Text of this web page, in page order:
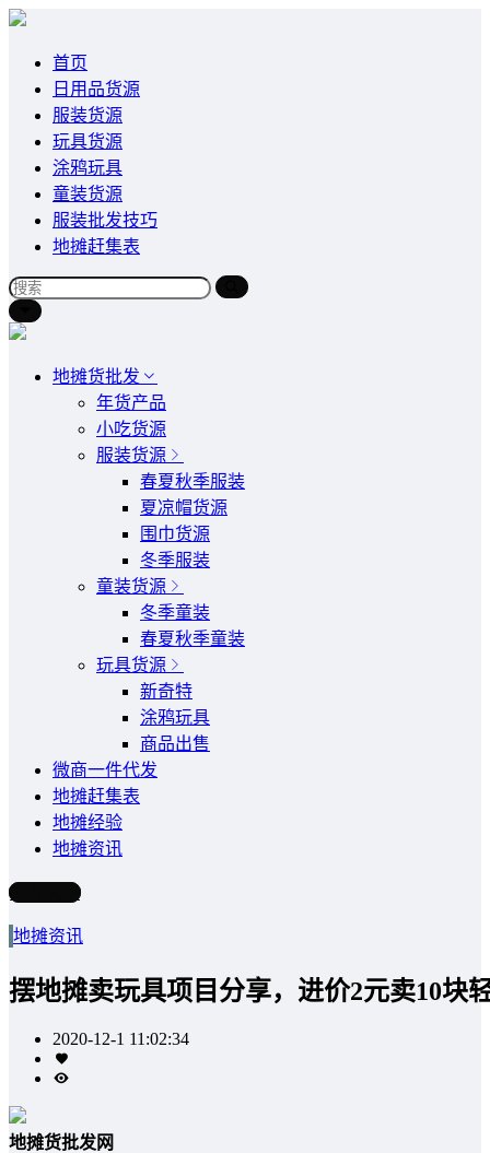
首页
日用品货源
服装货源
玩具货源
涂鸦玩具
童装货源
服装批发技巧
地摊赶集表
地摊货批发
年货产品
小吃货源
服装货源
春夏秋季服装
夏凉帽货源
围巾货源
冬季服装
童装货源
冬季童装
春夏秋季童装
玩具货源
新奇特
涂鸦玩具
商品出售
微商一件代发
地摊赶集表
地摊经验
地摊资讯
写文章
地摊资讯
摆地摊卖玩具项目分享，进价2元卖10块
2020-12-1 11:02:34
地摊货批发网